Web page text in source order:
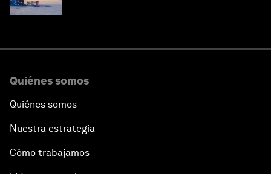
Quiénes somos
Quiénes somos
Nuestra estrategia
Cómo trabajamos